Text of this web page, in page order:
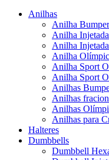
Anilhas
Anilha
Anilha
Anilha
Anilha
Anilha Sport
Anilha Sport
Anilhas
Anilhas
Anilhas
Anilhas para
Halteres
Dumbbells
Dumbbell